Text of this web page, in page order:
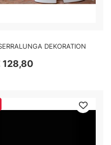
DEKORATION
128,80